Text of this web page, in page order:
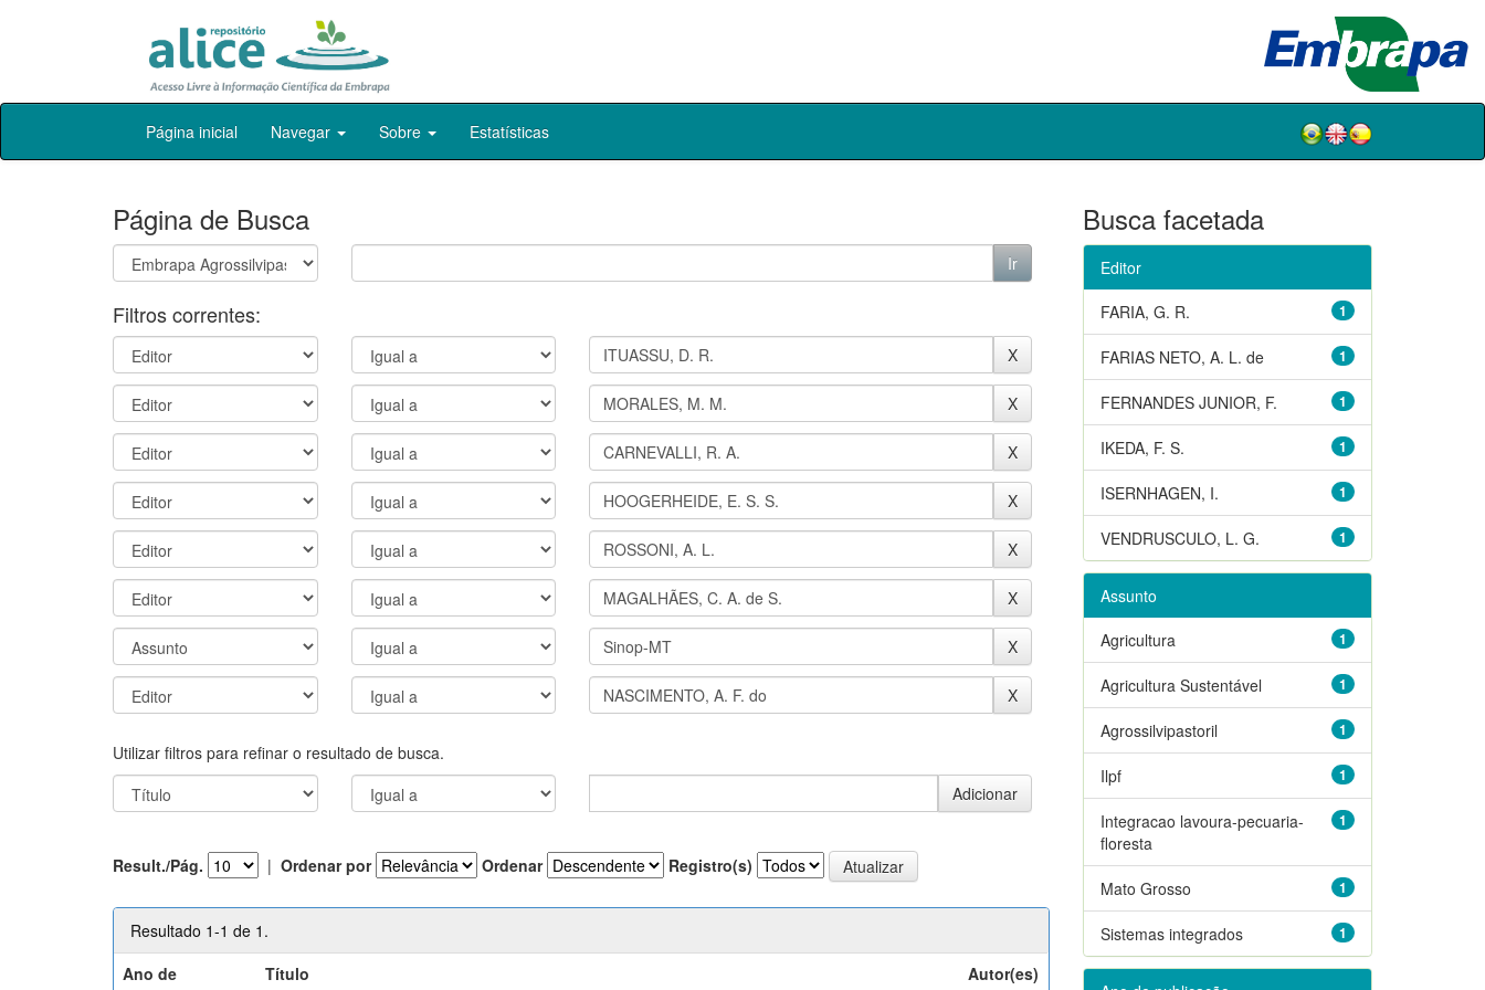
Skip
Página inicial Navegar Sobre Estatísticas
Página de Busca
Filtros correntes:
Utilizar filtros para refinar o resultado de busca.
Result./Pág. | Ordenar por Ordenar Registro(s)
Resultado 1-1 de 1.
Ano de
Título Autor(es)
Busca facetada
Editor
1
FARIA, G. R.
1
FARIAS NETO, A. L. de
1
FERNANDES JUNIOR, F.
1
IKEDA, F. S.
1
ISERNHAGEN, I.
1
VENDRUSCULO, L. G.
Assunto
1
Agricultura
1
Agricultura Sustentável
1
Agrossilvipastoril
1
Ilpf
1
Integracao lavoura-pecuaria-
floresta
1
Mato Grosso
1
Sistemas integrados